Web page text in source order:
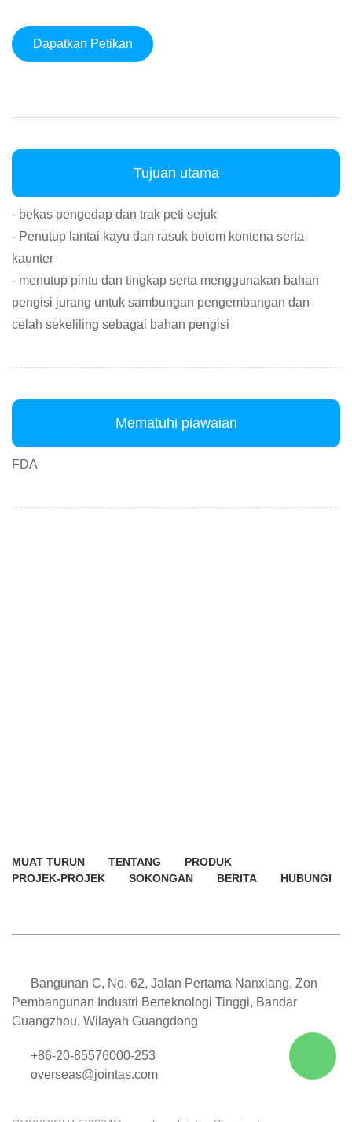
Dapatkan Petikan
Tujuan utama
- bekas pengedap dan trak peti sejuk
- Penutup lantai kayu dan rasuk botom kontena serta
kaunter
- menutup pintu dan tingkap serta menggunakan bahan
pengisi jurang untuk sambungan pengembangan dan
celah sekeliling sebagai bahan pengisi
Mematuhi piawaian
FDA
MUAT TURUN TENTANG
PRODUK
PROJEK-PROJEK
SOKONGAN BERITA HUBUNGI
Bangunan C, No. 62, Jalan Pertama Nanxiang, Zon
Pembangunan Industri Berteknologi Tinggi, Bandar
Guangzhou, Wilayah Guangdong
+86-20-85576000-253
overseas@jointas.com